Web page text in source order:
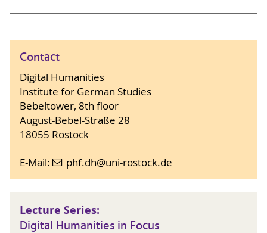
Contact
Digital Humanities
Institute for German Studies
Bebeltower, 8th floor
August-Bebel-Straße 28
18055 Rostock
E-Mail: phf.dh@uni-rostock.de
Lecture Series:
Digital Humanities in Focus